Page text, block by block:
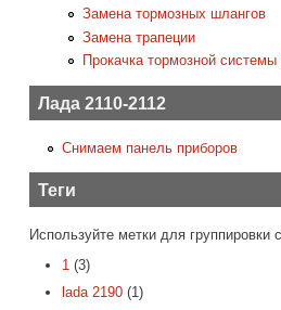
Замена тормозных шлангов
Замена трапеции
Прокачка тормозной
Лада 2110-2112
Снимаем панель приборов
Теги
Используйте метки для группировки
1 (3)
lada 2190 (1)